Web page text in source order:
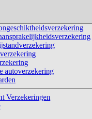
autoverzekering
Verzekeringen